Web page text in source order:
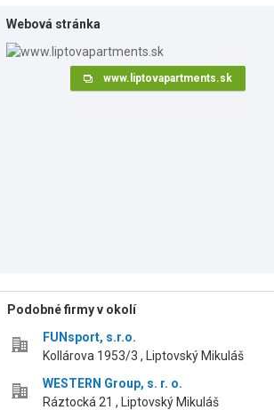
Webová stránka
www.liptovapartments.sk
Podobné firmy v okolí
FUNsport, s.r.o.
Kollárova 1953/3 , Liptovský Mikuláš
WESTERN Group, s. r. o.
Ráztocká 21 , Liptovský Mikuláš